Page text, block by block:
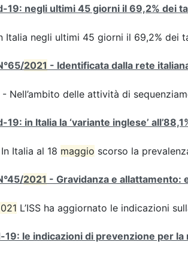
19: negli ultimi 45 giorni il 69,2% dei
Italia negli ultimi 45 giorni il 69,2% dei
2021 - Identificata dalla rete
- Nell’ambito delle attività di
19: in Italia la ‘variante inglese’
Italia al 18 maggio scorso la
2021 - Gravidanza e allattamento:
L’ISS ha aggiornato le indicazioni
19: le indicazioni di prevenzione per